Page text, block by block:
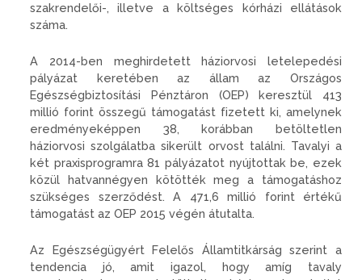
szakrendelői-, illetve a költséges kórházi ellátások
száma.
A 2014-ben meghirdetett háziorvosi letelepedési
pályázat keretében az állam az Országos
Egészségbiztosítási Pénztáron (OEP) keresztül 413
millió forint összegű támogatást fizetett ki, amelynek
eredményeképpen 38, korábban betöltetlen
háziorvosi szolgálatba sikerült orvost találni. Tavalyi a
két praxisprogramra 81 pályázatot nyújtottak be, ezek
közül hatvannégyen kötötték meg a támogatáshoz
szükséges szerződést. A 471,6 millió forint értékű
támogatást az OEP 2015 végén átutalta.
Az Egészségügyért Felelős Államtitkárság szerint a
tendencia jó, amit igazol, hogy amíg tavaly